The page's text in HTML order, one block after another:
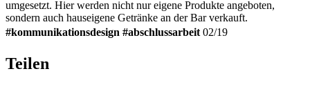
umgesetzt. Hier werden nicht nur eigene Produkte angeboten,
sondern auch hauseigene Getränke an der Bar verkauft.
#kommunikationsdesign #abschlussarbeit 02/19
Teilen